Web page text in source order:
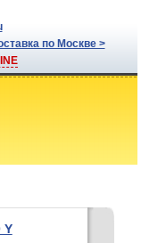
по Москве >
Y